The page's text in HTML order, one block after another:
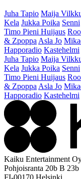
Juha Tapio Maija
Kela Jukka Poika Senni
Timo Pieni Huijaus
& Zpoppa Asla Jo
Happoradio Kastehelmi
Juha Tapio Maija
Kela Jukka Poika Senni
Timo Pieni Huijaus
& Zpoppa Asla Jo
Happoradio Kastehelmi
Kaiku Entertainment
Pohjoisranta 20b B 23b